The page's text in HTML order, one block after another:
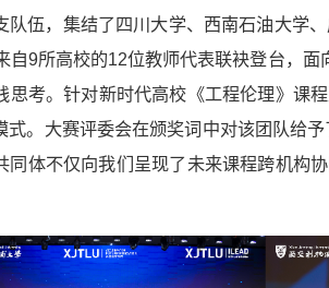
队伍，集结了四川大学、西南石油大学
自9所高校的12位教师代表联袂登台，
思考。针对新时代高校《工程伦理》课
。大赛评委会在颁奖词中对该团队给
体不仅向我们呈现了未来课程跨机构